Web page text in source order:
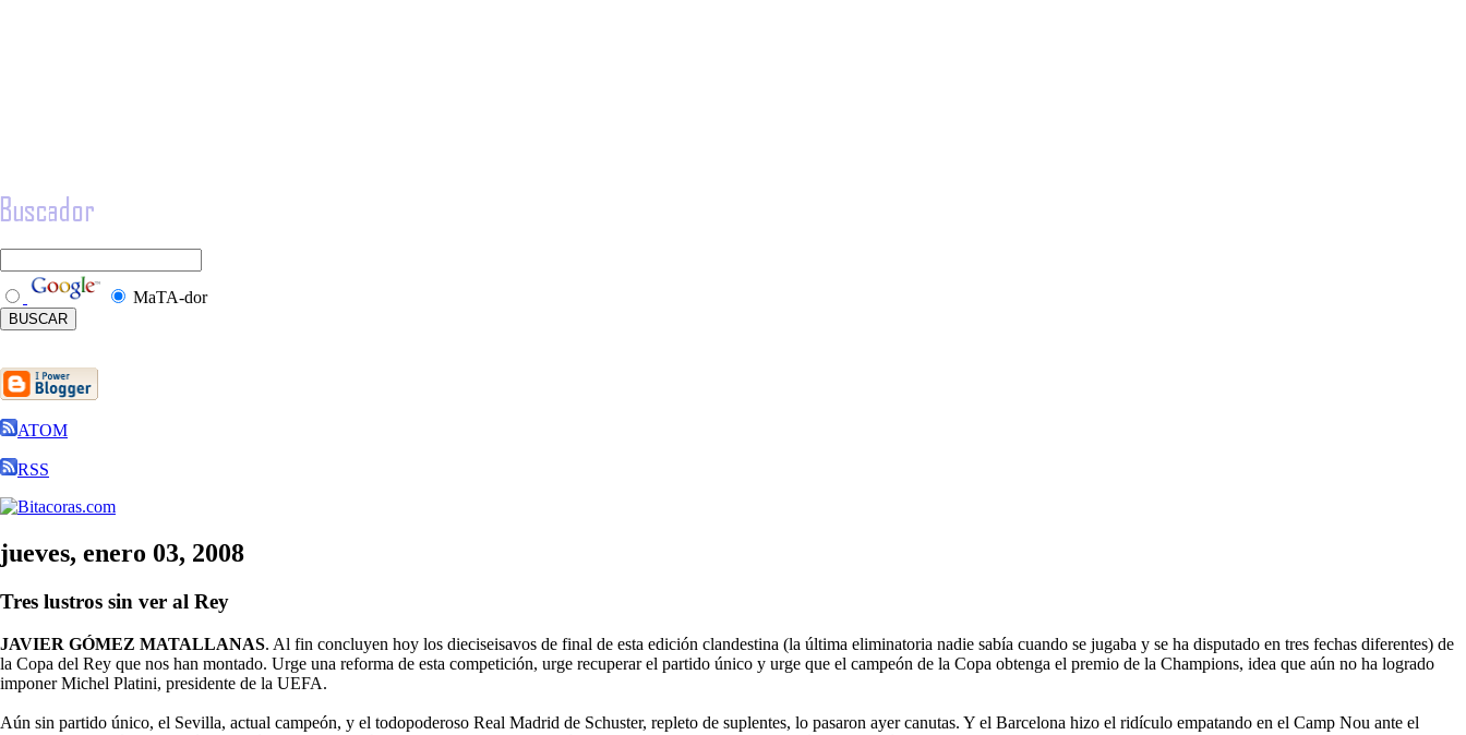
MaTA-dor
ATOM
RSS
jueves, enero 03, 2008
Tres lustros sin ver al Rey
JAVIER GÓMEZ MATALLANAS. Al fin concluyen hoy los dieciseisavos de final de esta edición clandestina (la última eliminatoria nadie sabía cuando se jugaba y se ha disputado en tres fechas diferentes) de
la Copa del Rey que nos han montado. Urge una reforma de esta competición, urge recuperar el partido único y urge que el campeón de la Copa obtenga el premio de la Champions, idea que aún no ha logrado
imponer Michel Platini, presidente de la UEFA.
Aún sin partido único, el Sevilla, actual campeón, y el todopoderoso Real Madrid de Schuster, repleto de suplentes, lo pasaron ayer canutas. Y el Barcelona hizo el ridículo empatando en el Camp Nou ante el